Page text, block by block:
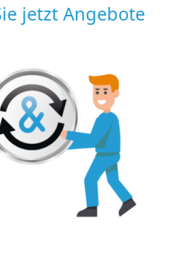
jetzt Angebote